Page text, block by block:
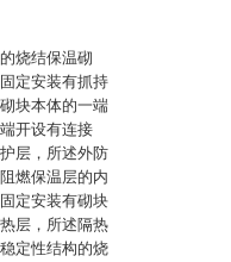
烧结保温砌
定安装有抓持
块本体的一端
开设有连接
层，所述外防
燃保温层的内
定安装有砌块
层，所述隔热
定性结构的烧